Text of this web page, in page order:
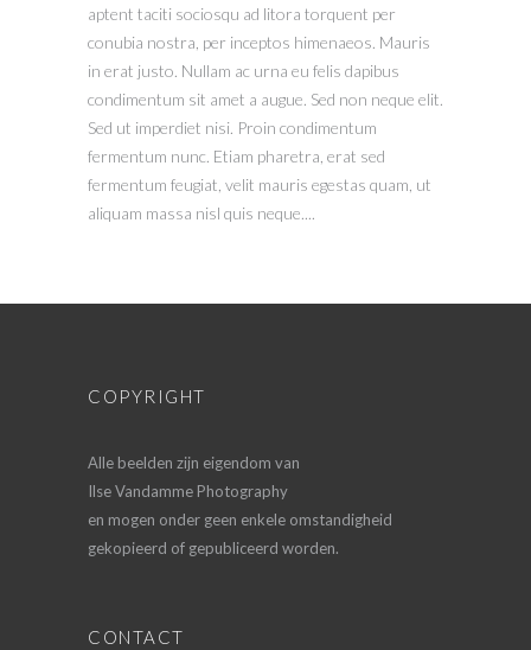
aptent taciti sociosqu ad litora torquent per
conubia nostra, per inceptos himenaeos. Mauris
in erat justo. Nullam ac urna eu felis dapibus
condimentum sit amet a augue. Sed non neque elit.
Sed ut imperdiet nisi. Proin condimentum
fermentum nunc. Etiam pharetra, erat sed
fermentum feugiat, velit mauris egestas quam, ut
aliquam massa nisl quis neque....
COPYRIGHT
Alle beelden zijn eigendom van
Ilse Vandamme Photography
en mogen onder geen enkele omstandigheid
gekopieerd of gepubliceerd worden.
CONTACT